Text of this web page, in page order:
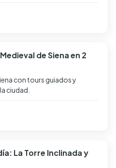
de Siena en 2
con tours guiados y
ciudad.
La Torre Inclinada y